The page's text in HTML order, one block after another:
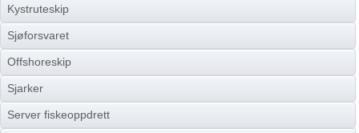
Kystruteskip
Sjøforsvaret
Offshoreskip
Sjarker
Server fiskeoppdrett